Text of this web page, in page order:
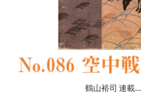
鶴山裕司 連載...